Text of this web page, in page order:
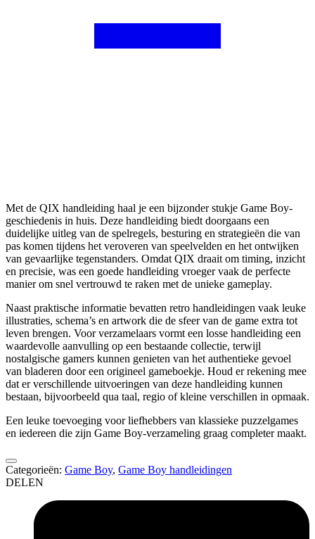
Met de QIX handleiding haal je een bijzonder stukje Game Boy-
geschiedenis in huis. Deze handleiding biedt doorgaans een
duidelijke uitleg van de spelregels, besturing en strategieën die van
pas komen tijdens het veroveren van speelvelden en het ontwijken
van gevaarlijke tegenstanders. Omdat QIX draait om timing, inzicht
en precisie, was een goede handleiding vroeger vaak de perfecte
manier om snel vertrouwd te raken met de unieke gameplay.
Naast praktische informatie bevatten retro handleidingen vaak leuke
illustraties, schema’s en artwork die de sfeer van de game extra tot
leven brengen. Voor verzamelaars vormt een losse handleiding een
waardevolle aanvulling op een bestaande collectie, terwijl
nostalgische gamers kunnen genieten van het authentieke gevoel
van bladeren door een origineel gameboekje. Houd er rekening mee
dat er verschillende uitvoeringen van deze handleiding kunnen
bestaan, bijvoorbeeld qua taal, regio of kleine verschillen in opmaak.
Een leuke toevoeging voor liefhebbers van klassieke puzzelgames
en iedereen die zijn Game Boy-verzameling graag completer maakt.
Categorieën: Game Boy, Game Boy handleidingen
DELEN